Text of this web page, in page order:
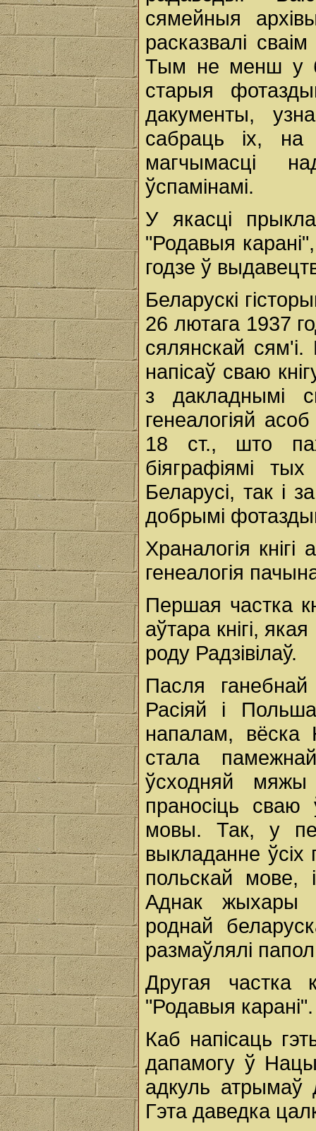
сямейныя
расказвалі
Тым не менш у
старыя
дакументы,
сабраць іх,
магчымасці
ўспамінамі.
У якасці
"Родавыя
годзе ў
Беларускі
26 лютага 1937
сялянскай
напісаў сваю
з дакладнымі
генеалогіяй
18 ст., што
біяграфіямі
Беларусі, так і
добрымі
Храналогія
генеалогія
Першая частка
аўтара кнігі,
роду Радзівілаў.
Пасля
Расіяй і
напалам,
стала
ўсходняй
праносіць сваю
мовы. Так, у
выкладанне
польскай мове,
Аднак жыхары
роднай
размаўлялі
Другая частка
"Родавыя карані".
Каб напісаць
дапамогу ў
адкуль атрымаў
Гэта даведка